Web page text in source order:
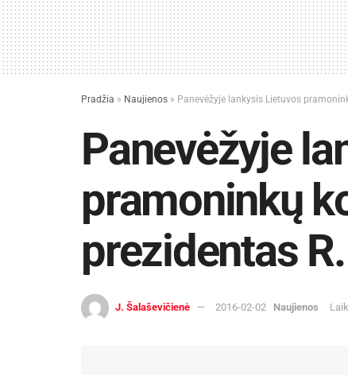
Pradžia » Naujienos » Panevėžyje lankysis Lietuvos
Panevėžyje
pramoninkų
prezidentas
J. Šalaševičienė 2016-02-02 Naujienos